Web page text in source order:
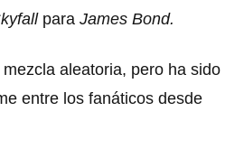
para James Bond.
aleatoria, pero ha sido
entre los fanáticos desde